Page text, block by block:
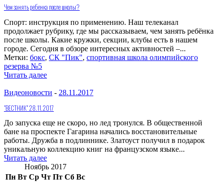
Чем занять ребенка после школы?
Спорт: инструкция по применению. Наш телеканал
продолжает рубрику, где мы рассказываем, чем занять ребёнка
после школы. Какие кружки, секции, клубы есть в нашем
городе. Сегодня в обзоре интересных активностей –...
Метки: бокс, СК "Пик", спортивная школа олимпийского
резерва №5
Читать далее
Видеоновости - 28.11.2017
"ВЕСТНИК" 28.11.2017
До запуска еще не скоро, но лед тронулся. В общественной
бане на проспекте Гагарина начались восстановительные
работы. Дружба в подлиннике. Златоуст получил в подарок
уникальную коллекцию книг на французском языке...
Читать далее
Ноябрь 2017
Пн Вт Ср Чт Пт Сб Вс